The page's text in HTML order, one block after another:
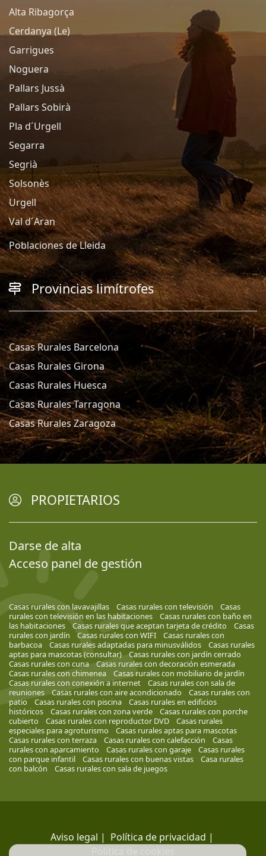
Alta Ribagorça
Cerdanya (Le)
Garrigues
Noguera
Pallars Jussà
Pallars Sobirà
Pla d´Urgell
Segarra
Segrià
Solsonès
Urgell
Val d´Aran
Poblaciones de Lleida
Provincias limítrofes
Casas Rurales Barcelona
Casas Rurales Girona
Casas Rurales Huesca
Casas Rurales Tarragona
Casas Rurales Zaragoza
PROPIETARIOS
Darse de alta
Acceso panel de gestión
Casas rurales con lavavajillas Casas rurales con televisión
Casas
rurales con televisión en las habitaciones
Casas rurales con baño en
las habitaciones
Casas rurales que aceptan tarjeta de crédito
Casas
rurales con jardín
Casas rurales con WIFI
Casas rurales con
barbacoa
Casas rurales adaptadas para minusválidos
Casas rurales
aptas para mascotas (consultar)
Casas rurales con jardín cerrado
Casas rurales con cuna
Casas rurales con decoración esmerada
Casas rurales con chimenea
Casas rurales con mobiliario de jardín
Casas rurales con conexión a internet
Casas rurales con sala de
reuniones
Casas rurales con aire acondicionado
Casas rurales con
patio
Casas rurales con piscina
Casas rurales en edificios
históricos
Casas rurales con zona verde
Casas rurales con porche
cubierto
Casas rurales con reproductor DVD
Casas rurales
especiales para agroturismo
Casas rurales aptas para mascotas
Casas rurales con terraza
Casas rurales con calefacción
Casas
rurales con aparcamiento
Casas rurales con garaje
Casas rurales
con parque infantil
Casas rurales con buenas vistas
Casa rurales
con balcón
Casas rurales con sala de juegos
Aviso legal | Política de privacidad |
Política de cookies